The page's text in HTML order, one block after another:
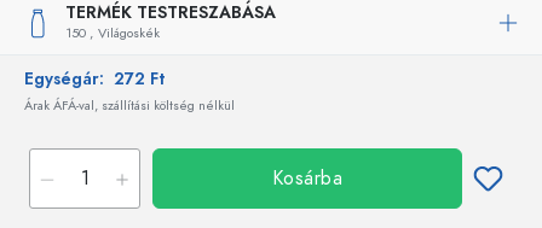
TERMÉK TESTRESZABÁSA
150 , Világoskék
Egységár: 272 Ft
Árak ÁFÁ-val, szállítási költség nélkül
Kosárba